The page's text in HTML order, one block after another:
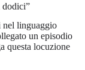
dodici”
nel linguaggio
un episodio
questa locuzione